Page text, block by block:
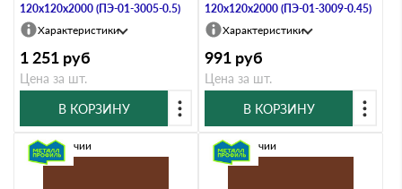
120х120х2000 (ПЭ-01-3005-0.5)
Характеристики
1 251 руб
Цена за шт.
В КОРЗИНУ
120х120х2000 (ПЭ-01-3009-0.45)
Характеристики
991 руб
Цена за шт.
В КОРЗИНУ
В наличии В наличии